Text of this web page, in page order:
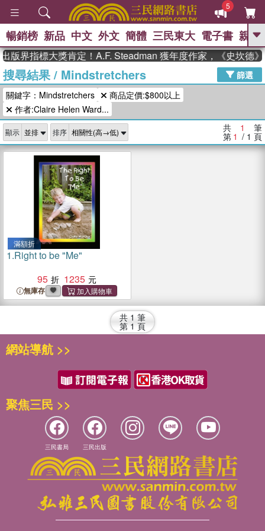
5
GO
熱搜： 東野圭吾 高希均教授回憶錄
、 The Odyssey 、 父親節 、 如果歷
史是一群喵 、 暑期推薦
登輝時代 、 數學女孩：黎曼猜想 、
偉大的迷走神經
暢銷榜 新品 中文 外文 簡體 三民東大 電子書 親子
版界指標大獎肯定！A.F. Steadman 獲年度作家，《史坎德
搜尋結果/ Mindstretchers
篩選
關鍵字：Mindstretchers
商品定價:$800以上
作者:Claire Helen Ward...
顯示 排序 共 1 筆
第 1 / 1 頁
滿額折
1.Right to be "Me"
95
1235
無庫存
共 1 筆
第 1 頁
網站導航 >>
聚焦三民 >>
三民書局 三民出版